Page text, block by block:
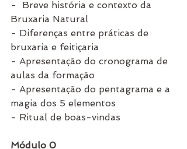
-  Breve história e contexto da
Bruxaria Natural
- Diferenças entre práticas de
bruxaria e feitiçaria
- Apresentação do cronograma de
aulas da formação
- Apresentação do pentagrama e a
magia dos 5 elementos
- Ritual de boas-vindas
Módulo 0